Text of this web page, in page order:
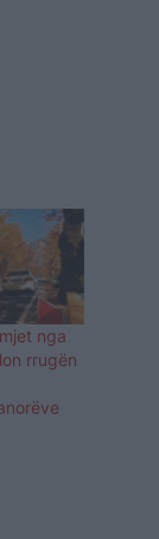
nga
rrugën